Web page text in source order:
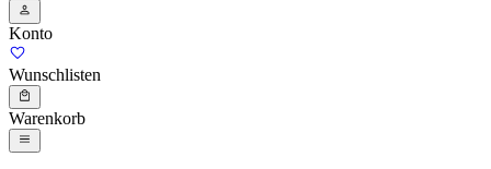
Konto
Wunschlisten
Warenkorb